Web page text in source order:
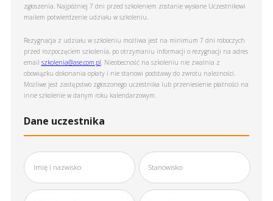
zgłoszenia. Najpóźniej 7 dni przed szkoleniem zostanie wysłane Uczestnikowi
mailem potwierdzenie udziału w szkoleniu.
Rezygnacja z udziału w szkoleniu możliwa jest na minimum 7 dni roboczych
przed rozpoczęciem szkolenia, po otrzymaniu informacji o rezygnacji na adres
email szkolenia@ase.com.pl. Nieobecność na szkoleniu nie zwalnia z
obowiązku dokonania opłaty i nie stanowi podstawy do zwrotu należności.
Możliwe jest zastępstwo zgłoszonego uczestnika lub przeniesienie płatności na
inne szkolenie w danym roku kalendarzowym.
Dane uczestnika